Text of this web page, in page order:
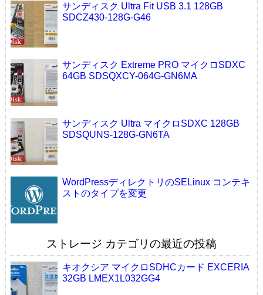
サンディスク Ultra Fit USB 3.1 128GB
SDCZ430-128G-G46
サンディスク Extreme PRO マイクロSDXC
64GB SDSQXCY-064G-GN6MA
サンディスク Ultra マイクロSDXC 128GB
SDSQUNS-128G-GN6TA
WordPressディレクトリのSELinux コンテキ
ストのタイプを変更
ストレージ カテゴリの最近の投稿
キオクシア マイクロSDHCカード EXCERIA
32GB LMEX1L032GG4